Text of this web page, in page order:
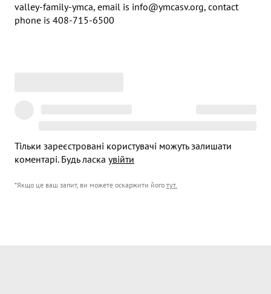
valley-family-ymca, email is info@ymcasv.org, contact
phone is 408-715-6500
Тільки зареєстровані користувачі можуть залишати
коментарі. Будь ласка увійти
*Якщо це ваш запит, ви можете оскаржити його тут.